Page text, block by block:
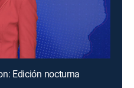
Edición nocturna